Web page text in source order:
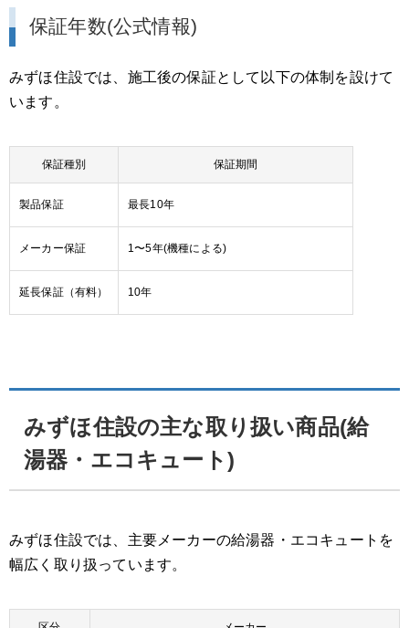
保証年数(公式情報)
みずほ住設では、施工後の保証として以下の体制を設けて
います。
保証種別 保証期間
製品保証 最長10年
メーカー保証 1〜5年(機種による)
延長保証（有料） 10年
みずほ住設の主な取り扱い商品(給
湯器・エコキュート)
みずほ住設では、主要メーカーの給湯器・エコキュートを
幅広く取り扱っています。